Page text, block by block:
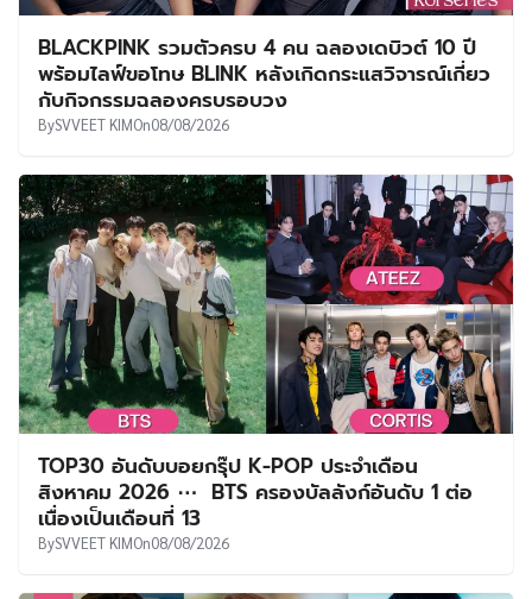
BLACKPINK รวมตัวครบ 4 คน ฉลองเดบิวต์ 10 ปี
พร้อมไลฟ์ขอโทษ BLINK หลังเกิดกระแสวิจารณ์เกี่ยว
กับกิจกรรมฉลองครบรอบวง
BySVVEET KIMOn08/08/2026
TOP30 อันดับบอยกรุ๊ป K-POP ประจำเดือน
สิงหาคม 2026 ⋯ BTS ครองบัลลังก์อันดับ 1 ต่อ
เนื่องเป็นเดือนที่ 13
BySVVEET KIMOn08/08/2026